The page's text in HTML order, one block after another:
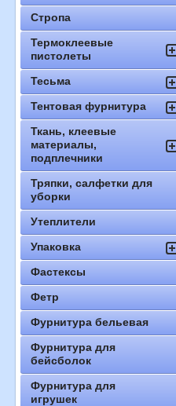
Стропа
Термоклеевые
пистолеты
Тесьма
Тентовая фурнитура
Ткань, клеевые
материалы,
подплечники
Тряпки, салфетки для
уборки
Утеплители
Упаковка
Фастексы
Фетр
Фурнитура бельевая
Фурнитура для
бейсболок
Фурнитура для
игрушек